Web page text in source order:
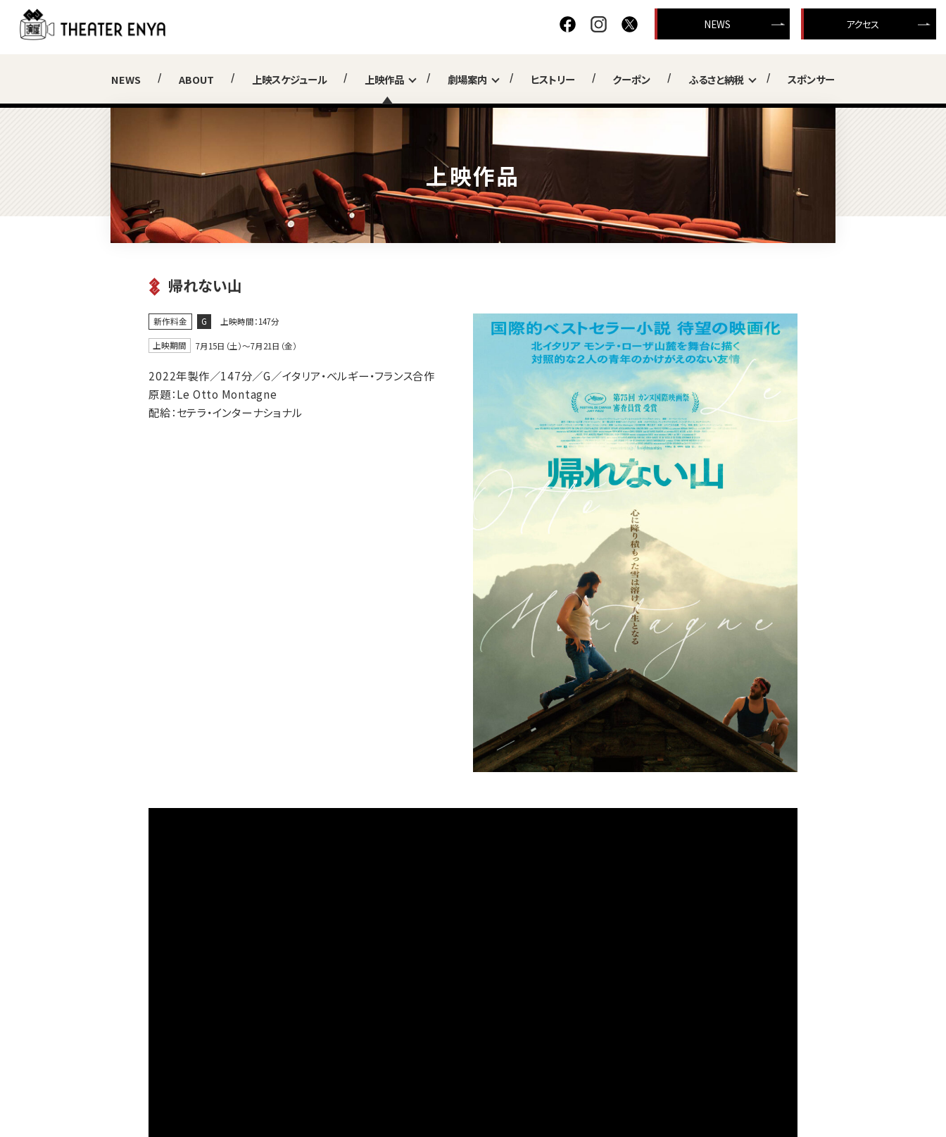
NEWS アクセス
NEWS ABOUT 上映スケジュール 上映作品 劇場案内 ヒストリー クーポン ふるさと納税 スポンサー
上映作品
帰れない山
新作料金 G 上映時間：147分
上映期間 7月15日（土）〜7月21日（金）
2022年製作／147分／G／イタリア・ベルギー・フランス合作
原題：Le Otto Montagne
配給：セテラ・インターナショナル